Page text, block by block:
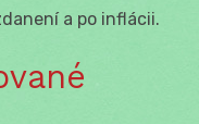
a po inflácii.